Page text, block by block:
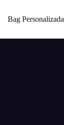
Bag Personalizada